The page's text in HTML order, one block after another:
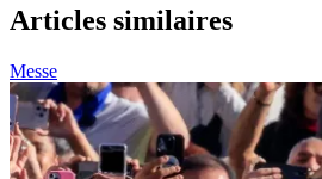
Articles similaires
Messe